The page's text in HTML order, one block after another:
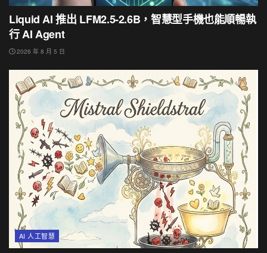
Liquid AI 推出 LFM2.5-2.6B，智慧型手機也能順暢執
行 AI Agent
2026 年 8 月 5 日
AI 人工智慧